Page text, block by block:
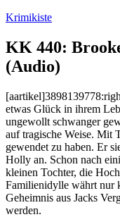
Zum
springen
Krimikiste
KK 440:
(Audio)
etwas Glück in ihrem
ungewollt schwanger
auf tragische Weise. Mit
gewendet zu haben. Er
Holly an. Schon nach
kleinen Tochter, die
Familienidylle währt nur
Geheimnis aus Jacks
werden.